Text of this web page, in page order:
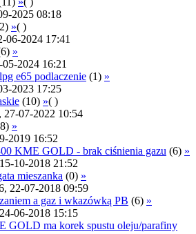
2025 08:18
»( )
06-2024 17:41
»
2024 16:21
e65 podlaczenie (1) »
2023 17:25
(10) »( )
27-07-2022 10:54
»
2019 16:52
KME GOLD - brak ciśnienia gazu (6) »
10-2018 21:52
mieszanka (0) »
22-07-2018 09:59
a gaz i wkazówką PB (6) »
06-2018 15:15
GOLD ma korek spustu oleju/parafiny